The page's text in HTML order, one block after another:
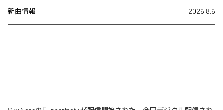
新曲情報 2026.8.6